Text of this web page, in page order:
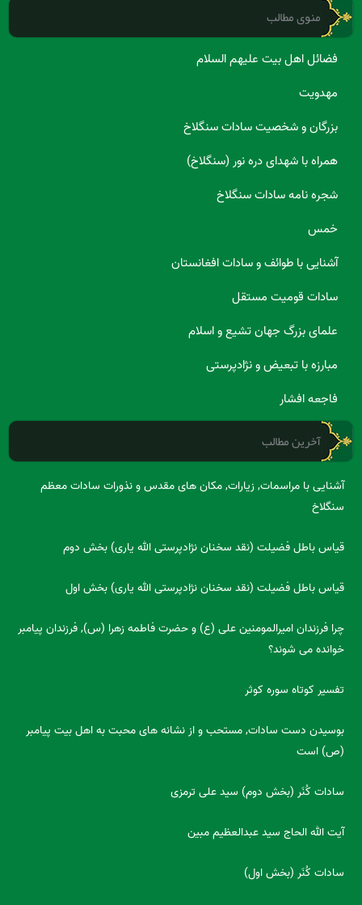
منوی مطالب
فضائل اهل بیت علیهم السلام
مهدویت
بزرگان و شخصیت سادات سنگلاخ
همراه با شهدای دره نور (سنگلاخ)
شجره نامه سادات سنگلاخ
خمس
آشنایی با طوائف و سادات افغانستان
سادات قومیت مستقل
علمای بزرگ جهان تشیع و اسلام
مبارزه با تبعیض و نژادپرستی
فاجعه افشار
آخرین مطالب
آشنایی با مراسمات, زیارات, مکان های مقدس و نذورات سادات معظم
سنگلاخ
قیاس باطل فضیلت (نقد سخنان نژادپرستی الله یاری) بخش دوم
قیاس باطل فضیلت (نقد سخنان نژادپرستی الله یاری) بخش اول
چرا فرزندان امیرالمومنین علی (ع) و حضرت فاطمه زهرا (س), فرزندان پیامبر
خوانده می شوند؟
تفسیر کوتاه سوره کوثر
بوسیدن دست سادات, مستحب و از نشانه های محبت به اهل بیت پیامبر
(ص) است
سادات کُنَر (بخش دوم) سید علی ترمزی
آیت الله الحاج سید عبدالعظیم مبین
سادات کُنَر (بخش اول)